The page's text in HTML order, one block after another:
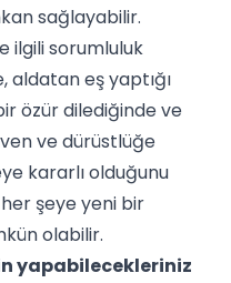
sağlayabilir.
ilgili sorumluluk
eş yaptığı
özür dilediğinde ve
ve dürüstlüğe
kararlı olduğunu
şeye yeni bir
olabilir.
yapabilecekleriniz